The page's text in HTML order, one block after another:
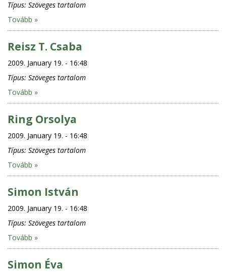
Típus: Szöveges tartalom
Tovább »
Reisz T. Csaba
2009. January 19. - 16:48
Típus: Szöveges tartalom
Tovább »
Ring Orsolya
2009. January 19. - 16:48
Típus: Szöveges tartalom
Tovább »
Simon István
2009. January 19. - 16:48
Típus: Szöveges tartalom
Tovább »
Simon Éva